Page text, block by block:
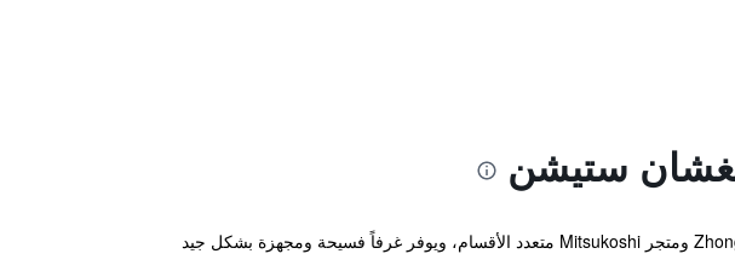
ستيشن
يقع Royal Inn Taipei Nanxi على بعد دقيقة واحدة سيراً على الأقدام من محطة Zhongshan MRT ومتجر Mitsukoshi متعدد الأقسام، ويوفر غرفاً فسيحة ومجهزة بشكل جيد